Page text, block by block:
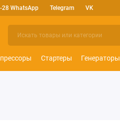
28 WhatsApp Telegram VK
Стартеры Генераторы